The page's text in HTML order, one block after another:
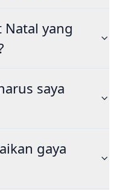
Natal yang
saya
gaya